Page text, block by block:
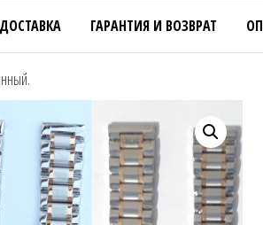
ГАРАНТИЯ И ВОЗВРАТ